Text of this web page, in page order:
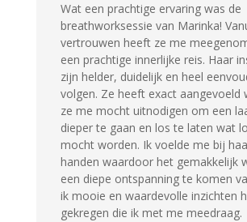
Wat een prachtige ervaring was de
breathworksessie van Marinka!
vertrouwen heeft ze me
een prachtige innerlijke reis. Haar
zijn helder, duidelijk en heel
volgen. Ze heeft exact aangevoeld
ze me mocht uitnodigen om een
dieper te gaan en los te laten wat
mocht worden. Ik voelde me bij
handen waardoor het gemakkelijk
een diepe ontspanning te komen
ik mooie en waardevolle inzichten
gekregen die ik met me meedraag.